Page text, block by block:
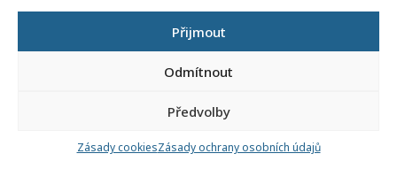
Přijmout
Odmítnout
Předvolby
Zásady cookiesZásady ochrany osobních údajů